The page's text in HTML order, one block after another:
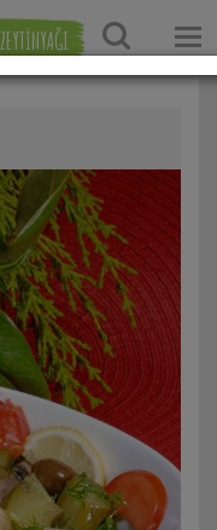
ZEYTİNYAĞI